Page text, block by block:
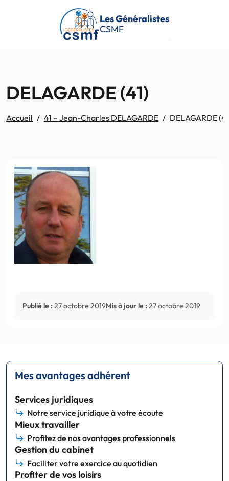
Passer au contenu principal
Les Généralistes
CSMF
DELAGARDE (41)
Accueil 41 – Jean-Charles DELAGARDE DELAGARDE
Publié le : 27 octobre 2019Mis à jour le : 27 octobre 2019
Mes avantages adhérent
Services juridiques
Notre service juridique à votre écoute
Mieux travailler
Profitez de nos avantages professionnels
Gestion du cabinet
Faciliter votre exercice au quotidien
Profiter de vos loisirs